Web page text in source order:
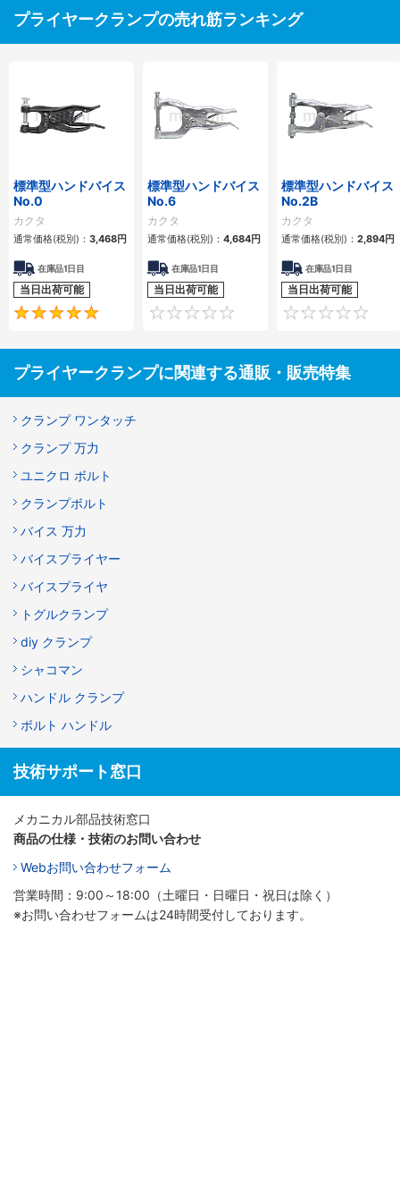
プライヤークランプの売れ筋ランキング
標準型ハンドバイス
No.0
カクタ
通常価格(税別)： 3,468円
在庫品1日目
当日出荷可能
5
標準型ハンドバイス
No.6
カクタ
通常価格(税別)： 4,684円
在庫品1日目
当日出荷可能
0
標準型ハンドバイス
No.2B
カクタ
通常価格(税別)： 2,894円
在庫品1日目
当日出荷可能
プライヤークランプに関連する通販・販売特集
クランプ ワンタッチ
クランプ 万力
ユニクロ ボルト
クランプボルト
バイス 万力
バイスプライヤー
バイスプライヤ
トグルクランプ
diy クランプ
シャコマン
ハンドル クランプ
ボルト ハンドル
技術サポート窓口
メカニカル部品技術窓口
商品の仕様・技術のお問い合わせ
Webお問い合わせフォーム
営業時間：9:00～18:00（土曜日・日曜日・祝日は除く）
※お問い合わせフォームは24時間受付しております。